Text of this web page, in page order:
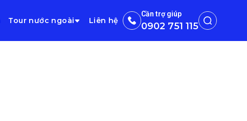
Tour nước ngoài Liên hệ
Cần trợ giúp
0902 751 115